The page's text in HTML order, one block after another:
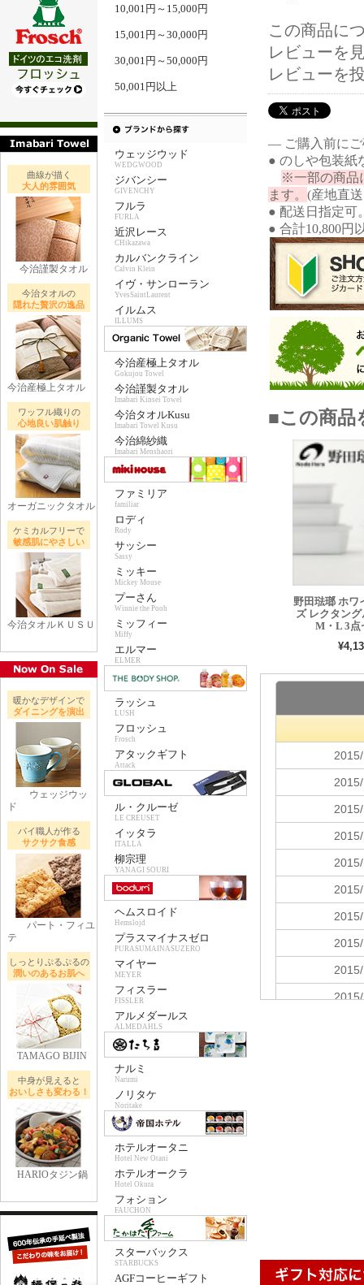
曲線が描く
大人的雰囲気
今治謹製タオル
今治タオルの
隠れた贅沢の逸品
今治産極上タオル
ワッフル織りの
心地良い肌触り
オーガニックタオル
ケミカルフリーで
敏感肌にやさしい
今治タオルＫＵＳＵ
暖かなデザインで
ダイニングを演出
ウェッジウッ
ド
パイ職人が作る
サクサク食感
パート・フィユ
テ
しっとりぷるぷるの
潤いのあるお肌へ
TAMAGO BIJIN
中身が見えると
おいしさも変わる！
HARIOタジン鍋
10,001円～15,000円
15,001円～30,000円
30,001円～50,000円
50,001円以上
ウェッジウッド
WEDGWOOD
ジバンシー
GIVENCHY
フルラ
FURLA
近沢レース
CHikazawa
カルバンクライン
Calvin Klein
イヴ・サンローラン
YvesSaintLaurent
イルムス
ILLUMS
今治産極上タオル
Gokujou Towel
今治謹製タオル
Imabari Kinsei Towel
今治タオルKusu
Imabari Towel Kusu
今治綿紗織
Imabari Menshaori
ファミリア
familiar
ロディ
Rody
サッシー
Sassy
ミッキー
Mickey Mouse
プーさん
Winnie the Pooh
ミッフィー
Miffy
エルマー
ELMER
ラッシュ
LUSH
フロッシュ
Frosch
アタックギフト
Attack
ル・クルーゼ
LE CREUSET
イッタラ
ITALLA
柳宗理
YANAGI SOURI
ヘムスロイド
Hemslojd
プラスマイナスゼロ
PURASUMAINASUZERO
マイヤー
MEYER
フィスラー
FISSLER
アルメダールス
ALMEDAHLS
ナルミ
Narumi
ノリタケ
Noritake
ホテルオータニ
Hotel New Otani
ホテルオークラ
Hotel Okura
フォション
FAUCHON
スターバックス
STARBUCKS
AGFコーヒーギフト
この商品に
レビューを
レビューを
― ご購入前に
● のしや包装紙
※一部の商品
ます。 (産地直
● 配送日指定可
● 合計10,800円
■この商品
野田琺瑯 ホワ
ズ レクタング
M・L 3点